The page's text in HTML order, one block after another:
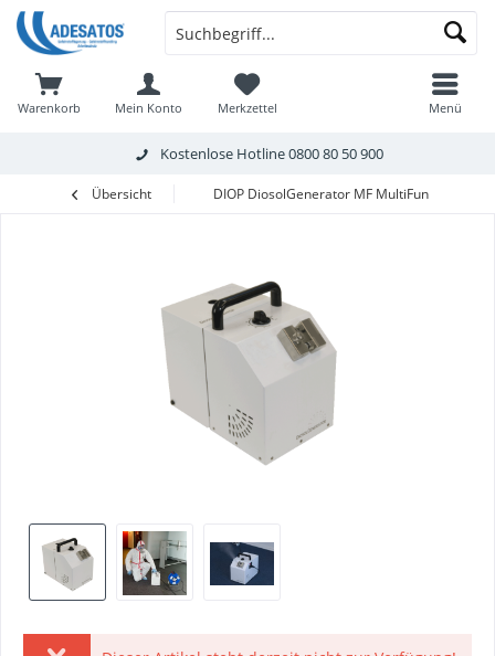
Kostenlose Hotline0800 80 50 900
Warenkorb Merkzettel
Mein Konto Menü
Übersicht DIOP DiosolGenerator MF MultiFunction